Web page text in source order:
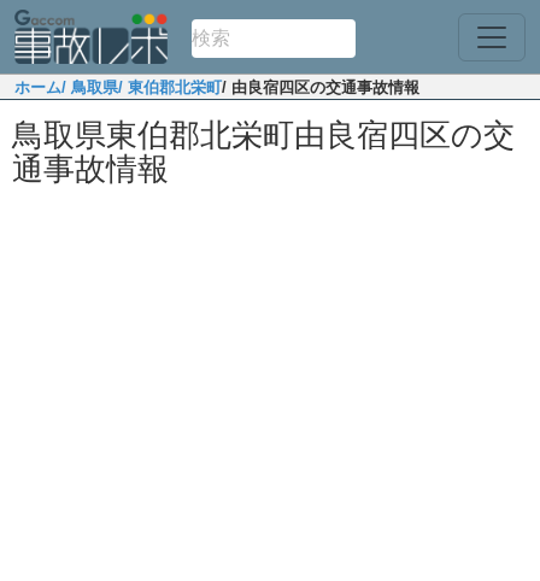
ホーム/ 鳥取県/ 東伯郡北栄町/ 由良宿四区の交通事故情報
鳥取県東伯郡北栄町由良宿四区の交
通事故情報